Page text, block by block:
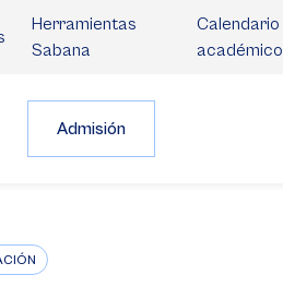
Herramientas
Sabana
Calendario
académico
Admisión